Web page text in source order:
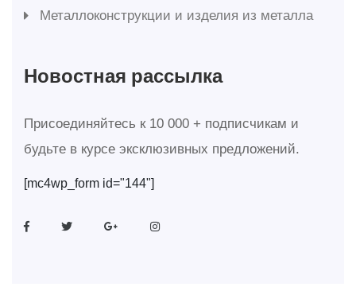
Металлоконструкции и изделия из металла
Новостная рассылка
Присоединяйтесь к 10 000 + подписчикам и
будьте в курсе эксклюзивных предложений.
[mc4wp_form id="144"]